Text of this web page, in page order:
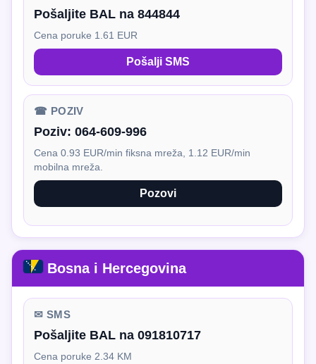
Pošaljite BAL na 844844
Cena poruke 1.61 EUR
Pošalji SMS
☎ POZIV
Poziv: 064-609-996
Cena 0.93 EUR/min fiksna mreža, 1.12 EUR/min
mobilna mreža.
Pozovi
Bosna i Hercegovina
✉ SMS
Pošaljite BAL na 091810717
Cena poruke 2.34 KM